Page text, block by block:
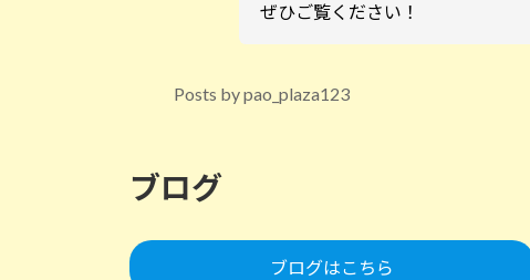
ぜひご覧ください！
Posts by pao_plaza123
ブログ
ブログはこちら